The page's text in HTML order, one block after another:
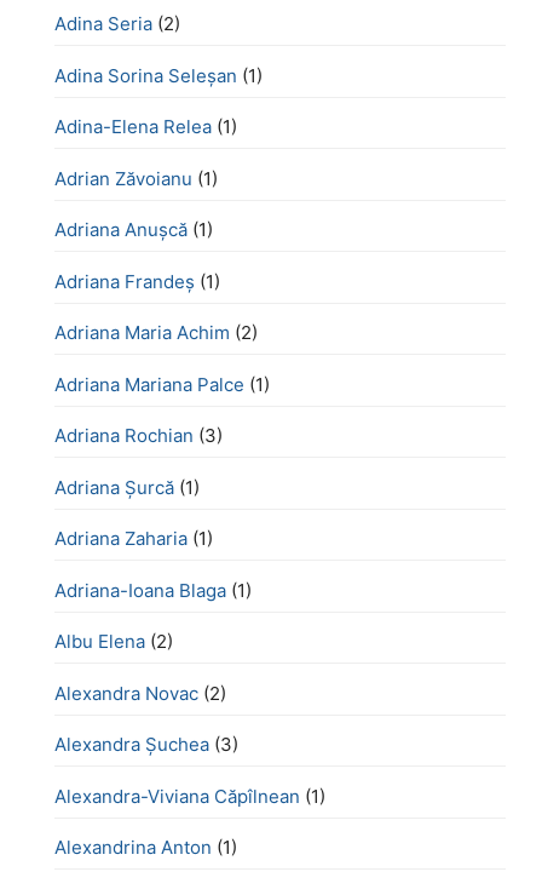
Adina Seria (2)
Adina Sorina Seleșan (1)
Adina-Elena Relea (1)
Adrian Zăvoianu (1)
Adriana Anușcă (1)
Adriana Frandeș (1)
Adriana Maria Achim (2)
Adriana Mariana Palce (1)
Adriana Rochian (3)
Adriana Șurcă (1)
Adriana Zaharia (1)
Adriana-Ioana Blaga (1)
Albu Elena (2)
Alexandra Novac (2)
Alexandra Șuchea (3)
Alexandra-Viviana Căpîlnean (1)
Alexandrina Anton (1)